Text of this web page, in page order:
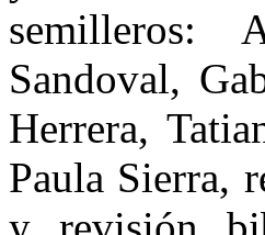
semilleros:
Sandoval,
Herrera,
Paula Sierra,